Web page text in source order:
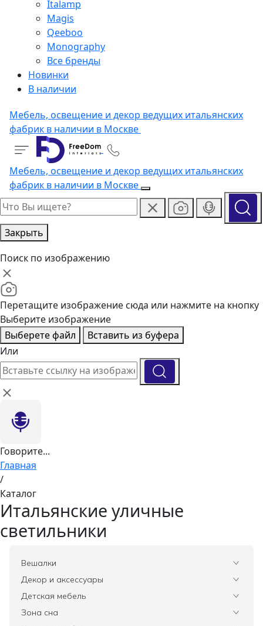
Italamp
Magis
Qeeboo
Monography
Все бренды
Новинки
В наличии
Мебель, освещение и декор ведущих итальянских
фабрик в наличии в Москве
Мебель, освещение и декор ведущих итальянских
фабрик в наличии в Москве
Закрыть
Поиск по изображению
Перетащите изображение сюда или нажмите на кнопку
Выберите изображение
Выберете файл
Вставить из буфера
Или
Говорите...
Главная
/
Каталог
Итальянские уличные
светильники
Вешалки
Все
Декор и аксессуары
Все
Элитные зеркала
Детская мебель
Все
Зона сна